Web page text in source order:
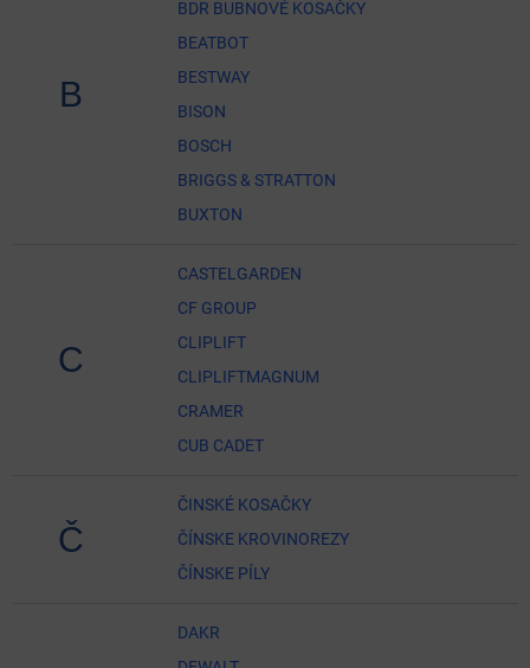
B
BDR BUBNOVÉ KOSAČKY
BEATBOT
BESTWAY
BISON
BOSCH
BRIGGS & STRATTON
BUXTON
C
CASTELGARDEN
CF GROUP
CLIPLIFT
CLIPLIFTMAGNUM
CRAMER
CUB CADET
Č
ČINSKÉ KOSAČKY
ČÍNSKE KROVINOREZY
ČÍNSKE PÍLY
DAKR